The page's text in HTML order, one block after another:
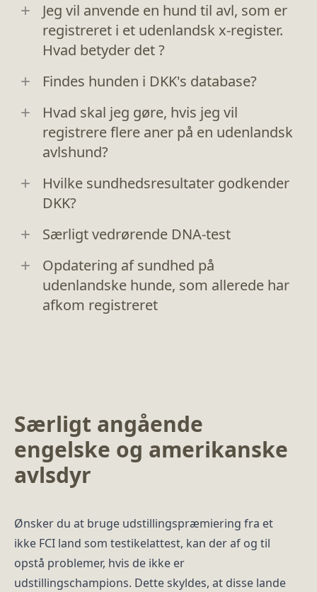
Jeg vil anvende en hund til avl, som er
registreret i et udenlandsk x-register.
Hvad betyder det ?
Findes hunden i DKK's database?
Hvad skal jeg gøre, hvis jeg vil
registrere flere aner på en udenlandsk
avlshund?
Hvilke sundhedsresultater godkender
DKK?
Særligt vedrørende DNA-test
Opdatering af sundhed på
udenlandske hunde, som allerede har
afkom registreret
Særligt angående
engelske og amerikanske
avlsdyr
Ønsker du at bruge udstillingspræmiering fra et
ikke FCI land som testikelattest, kan der af og til
opstå problemer, hvis de ikke er
udstillingschampions. Dette skyldes, at disse lande